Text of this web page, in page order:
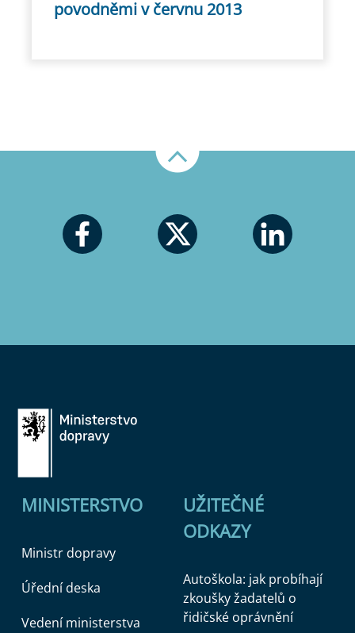
povodněmi v červnu 2013
MINISTERSTVO
Ministr dopravy
Úřední deska
Vedení ministerstva
UŽITEČNÉ
ODKAZY
Autoškola: jak probíhají
zkoušky žadatelů o
řidičské oprávnění